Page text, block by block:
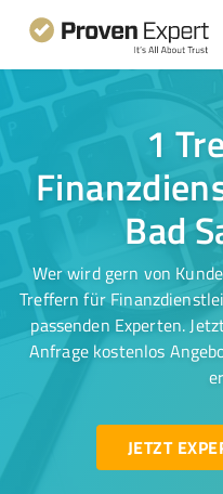
1
Bad
Wer wird gern von
Treffern für
passenden Experten.
Anfrage kostenlos
JETZT